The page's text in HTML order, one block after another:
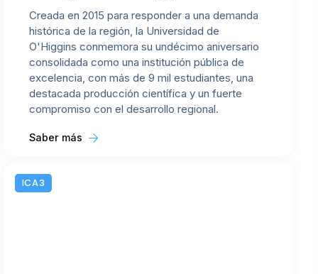
Creada en 2015 para responder a una demanda
histórica de la región, la Universidad de
O'Higgins conmemora su undécimo aniversario
consolidada como una institución pública de
excelencia, con más de 9 mil estudiantes, una
destacada producción científica y un fuerte
compromiso con el desarrollo regional.
Saber más
ICA3